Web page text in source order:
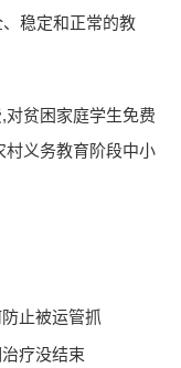
稳定和正常的教
对贫困家庭学生免费
村义务教育阶段中小
止被运管抓
疗没结束